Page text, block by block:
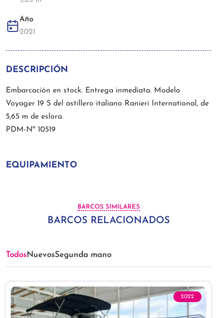
Año
2021
DESCRIPCIÓN
Embarcación en stock. Entrega inmediata. Modelo
Voyager 19 S del astillero italiano Ranieri International, de
5,65 m de eslora.
PDM-Nº 10519
EQUIPAMIENTO
BARCOS SIMILARES
BARCOS RELACIONADOS
TodosNuevosSegunda mano
2022